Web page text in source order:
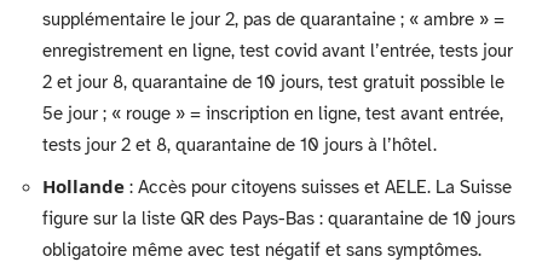
supplémentaire le jour 2, pas de quarantaine ; « ambre » =
enregistrement en ligne, test covid avant l’entrée, tests jour
2 et jour 8, quarantaine de 10 jours, test gratuit possible le
5e jour ; « rouge » = inscription en ligne, test avant entrée,
tests jour 2 et 8, quarantaine de 10 jours à l’hôtel.
Hollande : Accès pour citoyens suisses et AELE. La Suisse
figure sur la liste QR des Pays-Bas : quarantaine de 10 jours
obligatoire même avec test négatif et sans symptômes.